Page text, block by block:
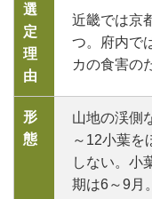
選
定
理
由
近畿では京
つ。府内で
カの食害の
形
態
山地の渓側
～12小葉を
しない。小
期は6～9月